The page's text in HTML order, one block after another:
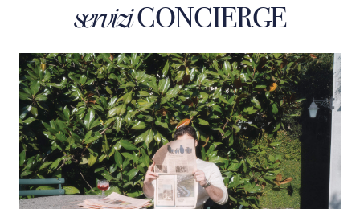
serviziCONCIERGE